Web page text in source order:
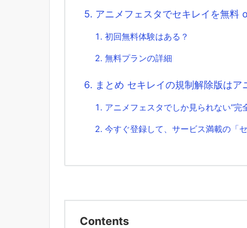
アニメフェスタでセキレイを無料
初回無料体験はある？
無料プランの詳細
まとめ セキレイの規制解除版はア
アニメフェスタでしか見られない“完
今すぐ登録して、サービス満載の「
Contents